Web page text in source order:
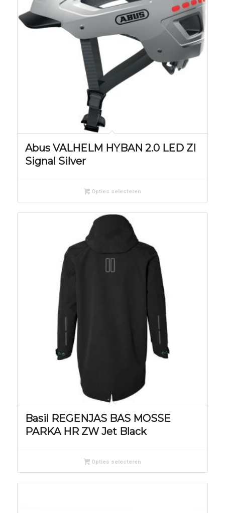
Abus VALHELM HYBAN 2.0 LED ZI
Signal Silver
Opties selecteren
Basil REGENJAS BAS MOSSE
PARKA HR ZW Jet Black
Opties selecteren